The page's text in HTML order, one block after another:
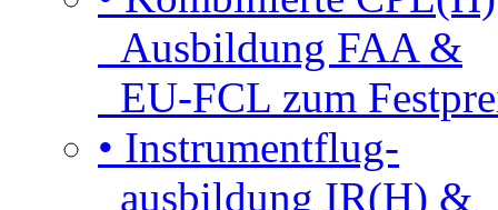
Ausbildung FAA &
EU-FCL zum
• Instrumentflug-
ausbildung IR(H) &